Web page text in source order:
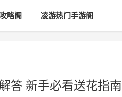
略阁 凌游热门手游阁
答 新手必看送花指南